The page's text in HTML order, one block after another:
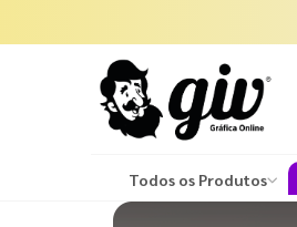
Todos os Produtos